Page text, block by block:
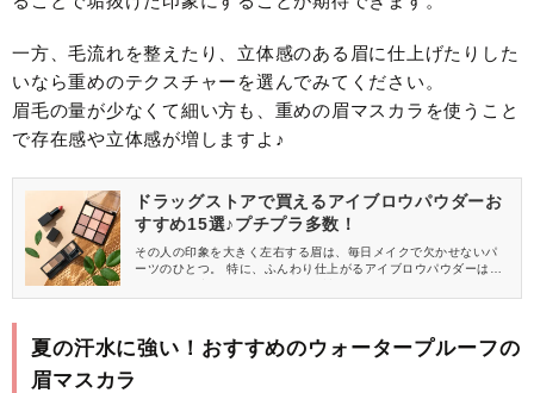
一方、毛流れを整えたり、立体感のある眉に仕上げたりした
いなら重めのテクスチャーを選んでみてください。
眉毛の量が少なくて細い方も、重めの眉マスカラを使うこと
で存在感や立体感が増しますよ♪
ドラッグストアで買えるアイブロウパウダーお
すすめ15選♪プチプラ多数！
その人の印象を大きく左右する眉は、毎日メイクで欠かせないパ
ーツのひとつ。 特に、ふんわり仕上がるアイブロウパウダーは、
か。 そこで今回は、ドラッグストアで買えるおすすめの「アイブ
夏の汗水に強い！おすすめのウォータープルーフの
眉マスカラ